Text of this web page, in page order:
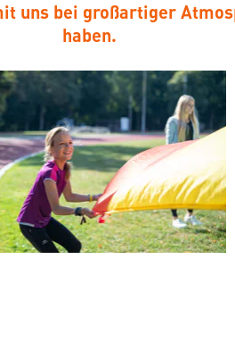
uns bei großartiger
haben.